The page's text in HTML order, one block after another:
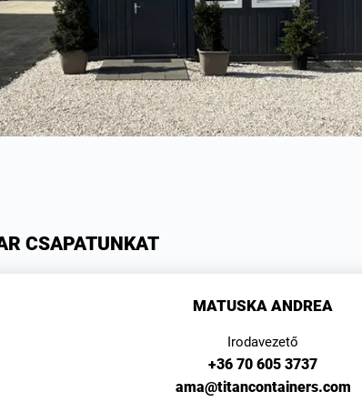
CSAPATUNKAT
MATUSKA ANDREA
Irodavezető
+36 70 605 3737
ama@titancontainers.com